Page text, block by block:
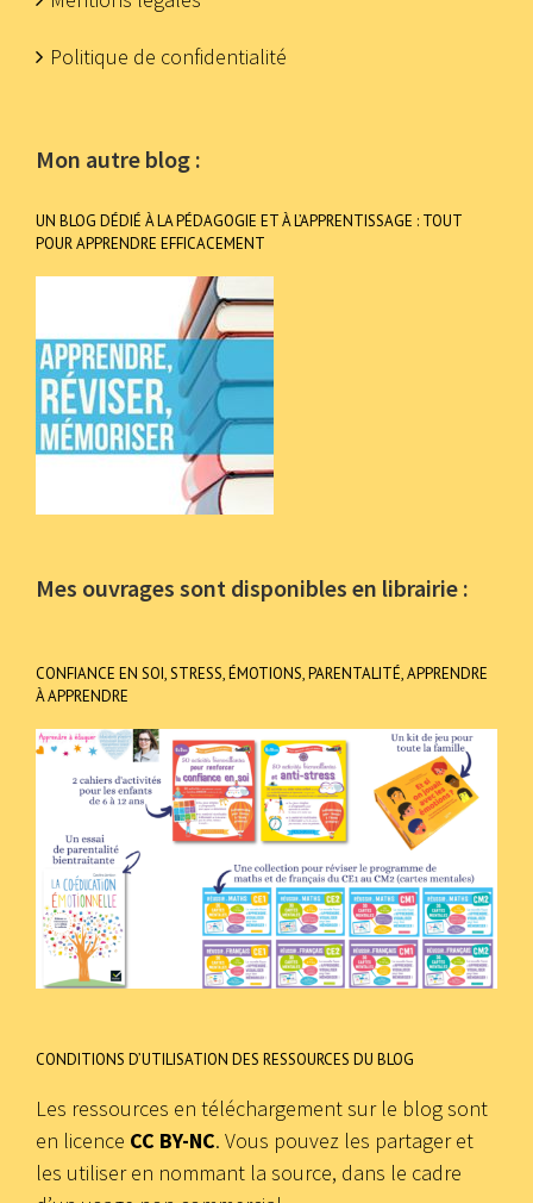
Politique de confidentialité
Mon autre blog :
UN BLOG DÉDIÉ À LA PÉDAGOGIE ET À L’APPRENTISSAGE : TOUT
POUR APPRENDRE EFFICACEMENT
Mes ouvrages sont disponibles en librairie :
CONFIANCE EN SOI, STRESS, ÉMOTIONS, PARENTALITÉ, APPRENDRE
À APPRENDRE
CONDITIONS D’UTILISATION DES RESSOURCES DU BLOG
Les ressources en téléchargement sur le blog sont
en licence CC BY-NC. Vous pouvez les partager et
les utiliser en nommant la source, dans le cadre